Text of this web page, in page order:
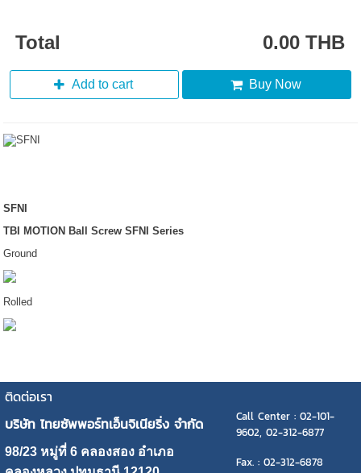
Total 0.00 THB
Add to cart Buy Now
SFNI
TBI MOTION Ball Screw SFNI Series
Ground
Rolled
ติดต่อเรา
บริษัท ไทยซัพพอร์ทเอ็นจิเนียริ่ง จำกัด
Call Center : 02-101-
9602, 02-312-6877
98/23 หมู่ที่ 6 คลองสอง อำเภอ
Fax. : 02-312-6878